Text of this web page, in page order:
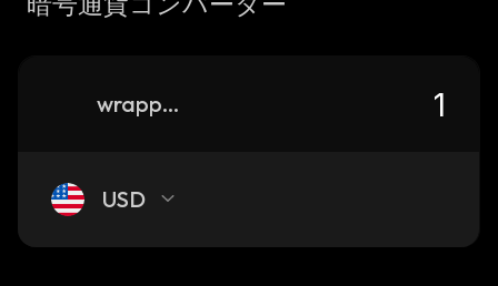
wrapped-juventus-kayen
USD